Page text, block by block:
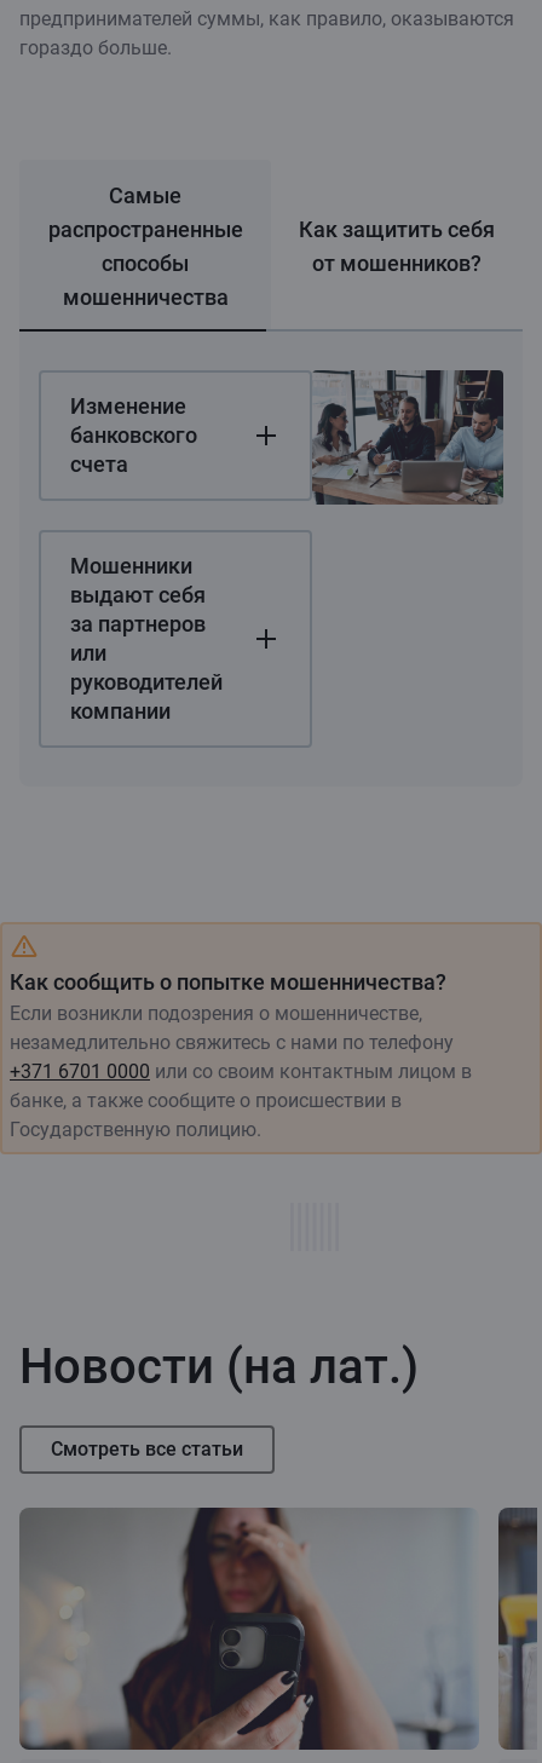
предпринимателей суммы, как правило, оказываются
гораздо больше.
Самые
распространенные
способы
мошенничества
Как защитить себя
от мошенников?
Изменение
банковского
счета
Мошенники
выдают себя
за партнеров
или
руководителей
компании
Как сообщить о попытке мошенничества?
Если возникли подозрения о мошенничестве,
незамедлительно свяжитесь с нами по телефону
+371 6701 0000 или со своим контактным лицом в
банке, а также сообщите о происшествии в
Государственную полицию.
Новости (на лат.)
Смотреть все статьи